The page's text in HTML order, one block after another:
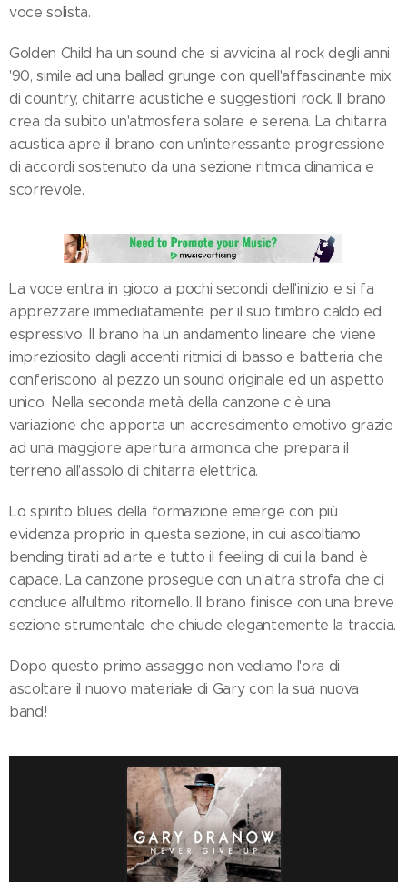
voce solista.
Golden Child ha un sound che si avvicina al rock degli anni
'90, simile ad una ballad grunge con quell'affascinante mix
di country, chitarre acustiche e suggestioni rock. Il brano
crea da subito un'atmosfera solare e serena. La chitarra
acustica apre il brano con un'interessante progressione
di accordi sostenuto da una sezione ritmica dinamica e
scorrevole.
La voce entra in gioco a pochi secondi dell'inizio e si fa
apprezzare immediatamente per il suo timbro caldo ed
espressivo. Il brano ha un andamento lineare che viene
impreziosito dagli accenti ritmici di basso e batteria che
conferiscono al pezzo un sound originale ed un aspetto
unico. Nella seconda metà della canzone c'è una
variazione che apporta un accrescimento emotivo grazie
ad una maggiore apertura armonica che prepara il
terreno all'assolo di chitarra elettrica.
Lo spirito blues della formazione emerge con più
evidenza proprio in questa sezione, in cui ascoltiamo
bending tirati ad arte e tutto il feeling di cui la band è
capace. La canzone prosegue con un'altra strofa che ci
conduce all'ultimo ritornello. Il brano finisce con una breve
sezione strumentale che chiude elegantemente la traccia.
Dopo questo primo assaggio non vediamo l'ora di
ascoltare il nuovo materiale di Gary con la sua nuova
band!